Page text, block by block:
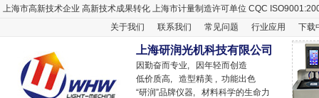
上海市高新技术企业 高新技术成果转化 上海市计量制造许可单位 CQC
关于我们
联系我们 常见问题 行业应用 下载
上海研润光机科技有限公司
因勤奋而专业, 因年轻而创造
低价质高, 造型精美 , 功能出色
“研润”品牌仪器, 材料科学的生命力